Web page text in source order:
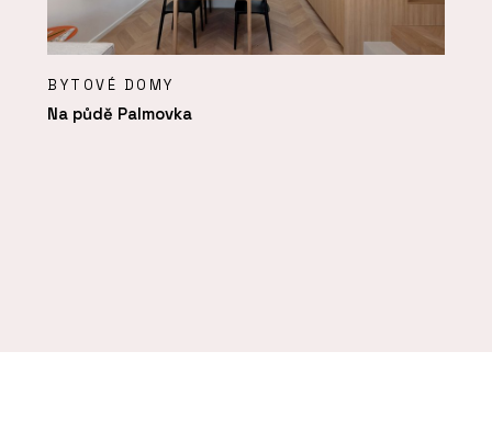
BYTOVÉ DOMY
Na půdě Palmovka